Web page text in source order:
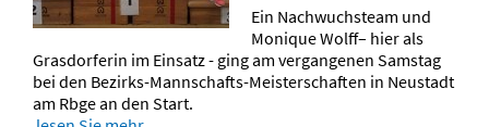
Ein Nachwuchsteam und
Monique Wolff– hier als
Grasdorferin im Einsatz - ging am vergangenen Samstag
bei den Bezirks-Mannschafts-Meisterschaften in Neustadt
am Rbge an den Start.